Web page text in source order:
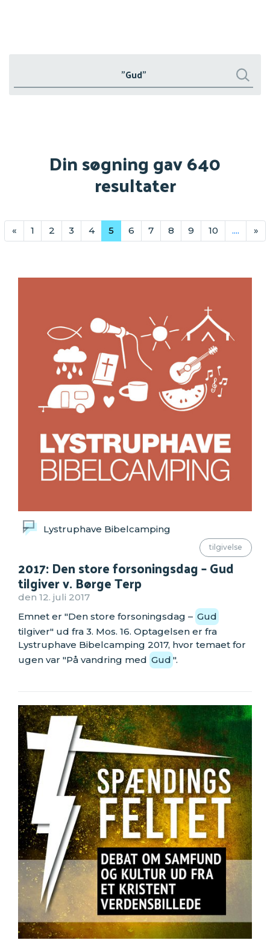
Søg
Din søgning gav 640
resultater
« 1 2 3 4 5 6 7 8 9 10 .... »
Lystruphave Bibelcamping
tilgivelse
2017: Den store forsoningsdag – Gud
tilgiver v. Børge Terp
den 12. juli 2017
Emnet er "Den store forsoningsdag – Gud
tilgiver" ud fra 3. Mos. 16. Optagelsen er fra
Lystruphave Bibelcamping 2017, hvor temaet for
ugen var "På vandring med Gud ".